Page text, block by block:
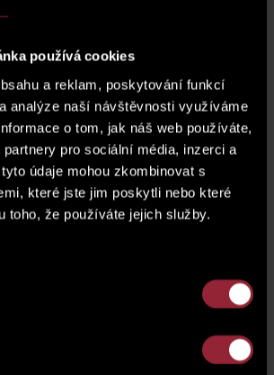
používá cookies
a reklam, poskytování funkcí
analýze naší návštěvnosti využíváme
o tom, jak náš web používáte,
pro sociální média, inzerci a
údaje mohou zkombinovat s
které jste jim poskytli nebo které
toho, že používáte jejich služby.
a viewing? Fill out the form and
you shortly.